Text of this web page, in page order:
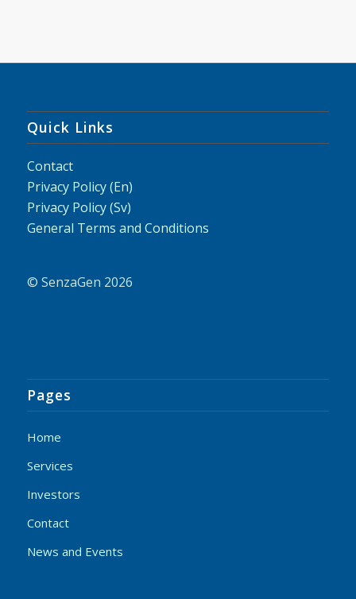
Quick Links
Contact
Privacy Policy (En)
Privacy Policy (Sv)
General Terms and Conditions
© SenzaGen 2026
Pages
Home
Services
Investors
Contact
News and Events